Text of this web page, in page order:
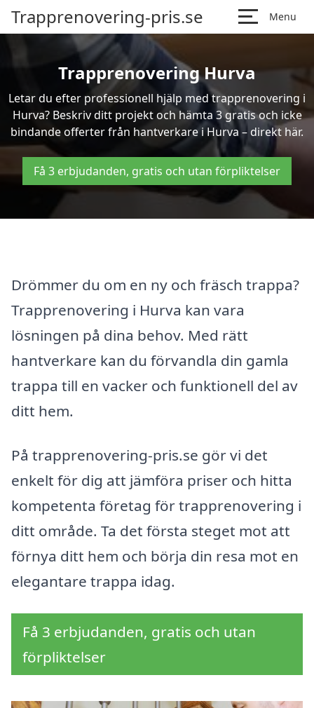
Trapprenovering-pris.se Menu
Trapprenovering Hurva
Letar du efter professionell hjälp med trapprenovering i
Hurva? Beskriv ditt projekt och hämta 3 gratis och icke
bindande offerter från hantverkare i Hurva – direkt här.
Få 3 erbjudanden, gratis och utan förpliktelser
Drömmer du om en ny och fräsch trappa?
Trapprenovering i Hurva kan vara
lösningen på dina behov. Med rätt
hantverkare kan du förvandla din gamla
trappa till en vacker och funktionell del av
ditt hem.
På trapprenovering-pris.se gör vi det
enkelt för dig att jämföra priser och hitta
kompetenta företag för trapprenovering i
ditt område. Ta det första steget mot att
förnya ditt hem och börja din resa mot en
elegantare trappa idag.
Få 3 erbjudanden, gratis och utan
förpliktelser